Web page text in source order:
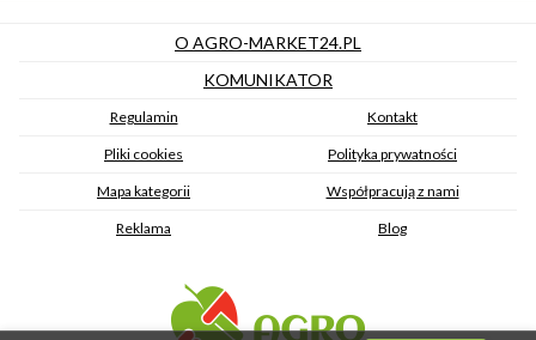
O AGRO-MARKET24.PL
KOMUNIKATOR
Regulamin Kontakt
Pliki cookies Polityka prywatności
Mapa kategorii Współpracują z nami
Reklama Blog